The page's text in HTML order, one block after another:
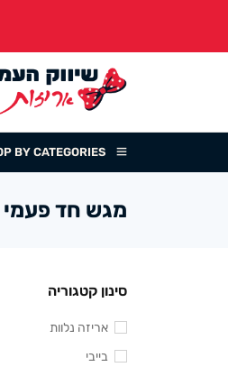
BY CATEGORIES
מגש חד פעמי
סינון קטגוריה
אריזה נלוות
בייבי